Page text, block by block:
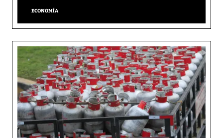
ECONOMÍA